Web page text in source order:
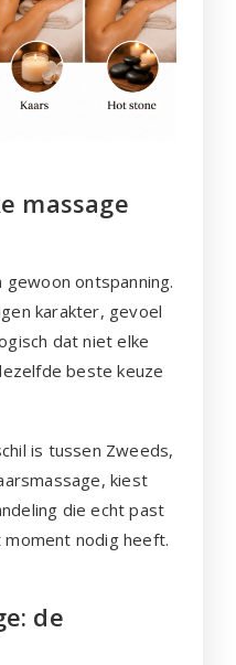
massage
gewoon ontspanning.
karakter, gevoel
dat niet elke
beste keuze
is tussen Zweeds,
kiest
die echt past
nodig heeft.
de